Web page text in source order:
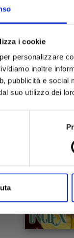
i cookie
personalizzare
inoltre
pubblicità e social
suo utilizzo dei
€ 5,90